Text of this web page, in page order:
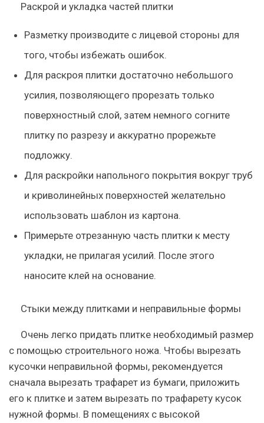
Раскрой и укладка частей плитки
Разметку производите с лицевой стороны для
того, чтобы избежать ошибок.
Для раскроя плитки достаточно небольшого
усилия, позволяющего прорезать только
поверхностный слой, затем немного согните
плитку по разрезу и аккуратно прорежьте
подложку.
Для раскройки напольного покрытия вокруг труб
и криволинейных поверхностей желательно
использовать шаблон из картона.
Примерьте отрезанную часть плитки к месту
укладки, не прилагая усилий. После этого
наносите клей на основание.
Стыки между плитками и неправильные формы
Очень легко придать плитке необходимый размер
с помощью строительного ножа. Чтобы вырезать
кусочки неправильной формы, рекомендуется
сначала вырезать трафарет из бумаги, приложить
его к плитке и затем вырезать по трафарету кусок
нужной формы. В помещениях с высокой